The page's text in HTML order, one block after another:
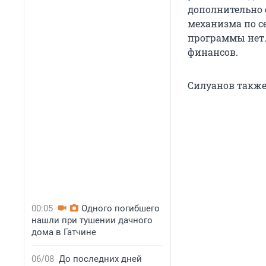
00:05
Одного погибшего
нашли при тушении дачного
дома в Гатчине
06/08 До последних дней
дополнительно
механизма по
программы
финансов.
Силуанов